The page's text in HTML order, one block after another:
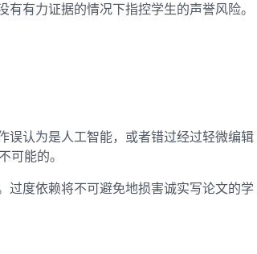
有力证据的情况下指控学生的声誉风险。
误认为是人工智能，或者错过经过轻微编辑
可能的。
过度依赖将不可避免地损害诚实写论文的学